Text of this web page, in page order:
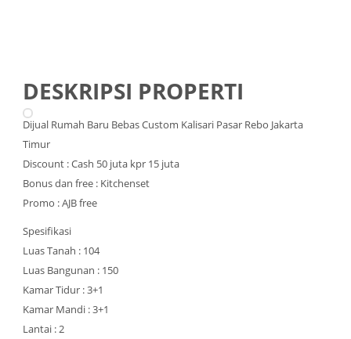
DESKRIPSI PROPERTI
Dijual Rumah Baru Bebas Custom Kalisari Pasar Rebo Jakarta
Timur
Discount : Cash 50 juta kpr 15 juta
Bonus dan free : Kitchenset
Promo : AJB free
Spesifikasi
Luas Tanah : 104
Luas Bangunan : 150
Kamar Tidur : 3+1
Kamar Mandi : 3+1
Lantai : 2